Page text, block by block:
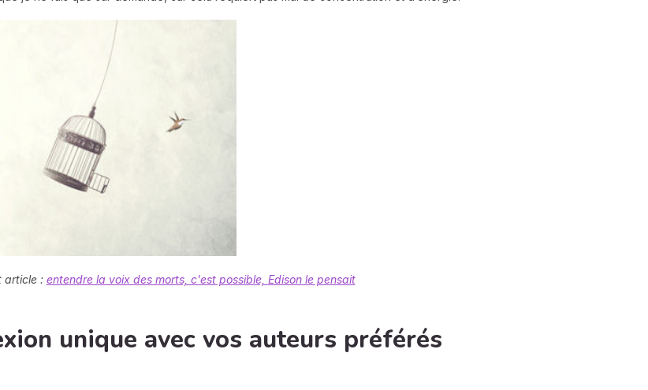
article : entendre la voix des morts, c'est possible, Edison le pensait
unique avec vos auteurs préférés